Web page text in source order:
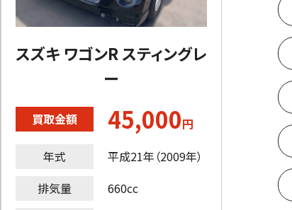
スズキ ワゴンR スティングレ
ー
買取金額 45,000円
年式
平成21年（2009年）
排気量
660cc